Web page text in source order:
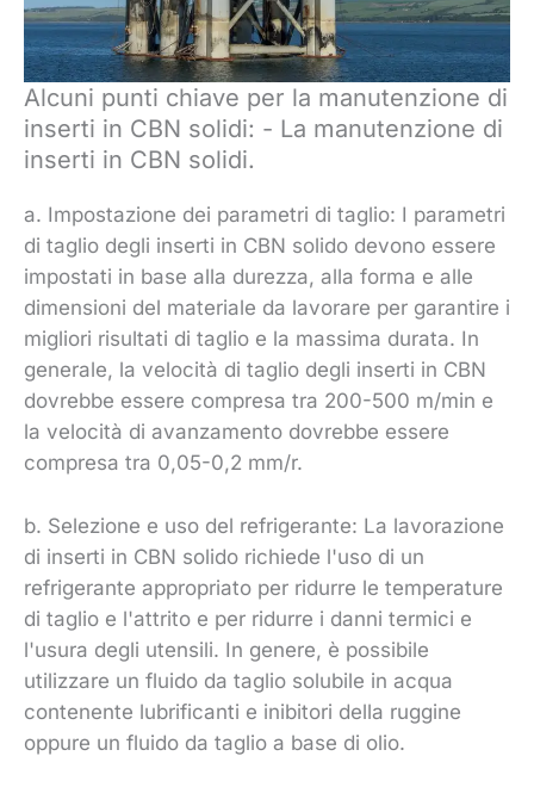
Alcuni punti chiave per la manutenzione di
inserti in CBN solidi: - La manutenzione di
inserti in CBN solidi.
a. Impostazione dei parametri di taglio: I parametri
di taglio degli inserti in CBN solido devono essere
impostati in base alla durezza, alla forma e alle
dimensioni del materiale da lavorare per garantire i
migliori risultati di taglio e la massima durata. In
generale, la velocità di taglio degli inserti in CBN
dovrebbe essere compresa tra 200-500 m/min e
la velocità di avanzamento dovrebbe essere
compresa tra 0,05-0,2 mm/r.
b. Selezione e uso del refrigerante: La lavorazione
di inserti in CBN solido richiede l'uso di un
refrigerante appropriato per ridurre le temperature
di taglio e l'attrito e per ridurre i danni termici e
l'usura degli utensili. In genere, è possibile
utilizzare un fluido da taglio solubile in acqua
contenente lubrificanti e inibitori della ruggine
oppure un fluido da taglio a base di olio.